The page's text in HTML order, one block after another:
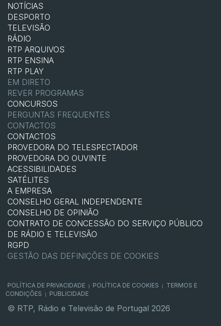
NOTÍCIAS
DESPORTO
TELEVISÃO
RÁDIO
RTP ARQUIVOS
RTP ENSINA
RTP PLAY
EM DIRETO
REVER PROGRAMAS
CONCURSOS
PERGUNTAS FREQUENTES
CONTACTOS
CONTACTOS
PROVEDORA DO TELESPECTADOR
PROVEDORA DO OUVINTE
ACESSIBILIDADES
SATÉLITES
A EMPRESA
CONSELHO GERAL INDEPENDENTE
CONSELHO DE OPINIÃO
CONTRATO DE CONCESSÃO DO SERVIÇO PÚBLICO
DE RÁDIO E TELEVISÃO
RGPD
GESTÃO DAS DEFINIÇÕES DE COOKIES
POLÍTICA DE PRIVACIDADE POLÍTICA DE COOKIES
TERMOS E
CONDIÇÕES
PUBLICIDADE
© RTP, Rádio e Televisão de Portugal 2026